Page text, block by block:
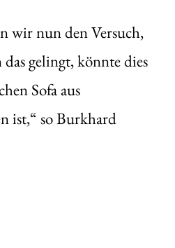
wir nun den Versuch,
gelingt, könnte dies
Sofa aus
ist,“ so Burkhard